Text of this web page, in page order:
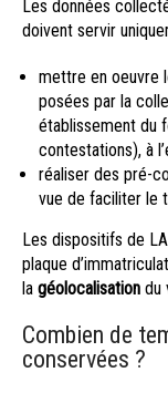
Les données
doivent servir
mettre en oeuvre
posées par la
établissement du
contestations), à
réaliser des pré-
vue de faciliter le
Les dispositifs de
plaque
la géolocalisation du
Combien de
conservées ?